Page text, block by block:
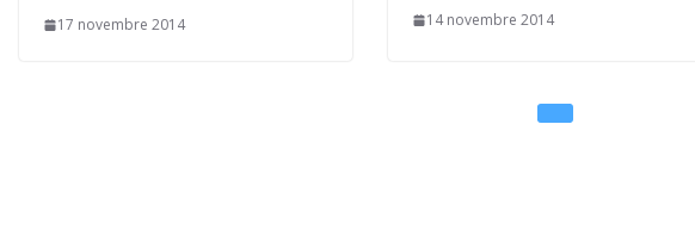
17 novembre 2014 14 novembre 2014